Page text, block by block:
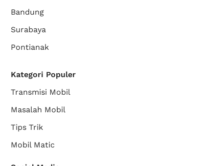
Bandung
Surabaya
Pontianak
Kategori Populer
Transmisi Mobil
Masalah Mobil
Tips Trik
Mobil Matic